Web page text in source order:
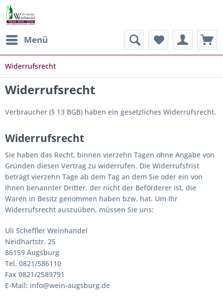
Menü
Widerrufsrecht
Widerrufsrecht
Verbraucher (§ 13 BGB) haben ein gesetzliches Widerrufsrecht.
Widerrufsrecht
Sie haben das Recht, binnen vierzehn Tagen ohne Angabe von
Gründen diesen Vertrag zu widerrufen. Die Widerrufsfrist
beträgt vierzehn Tage ab dem Tag an dem Sie oder ein von
Ihnen benannter Dritter, der nicht der Beförderer ist, die
Waren in Besitz genommen haben bzw. hat. Um Ihr
Widerrufsrecht auszuüben, müssen Sie uns:
Uli Scheffler Weinhandel
Neidhartstr. 25
86159 Augsburg
Tel. 0821/586110
Fax 0821/2589791
E-Mail: info@wein-augsburg.de